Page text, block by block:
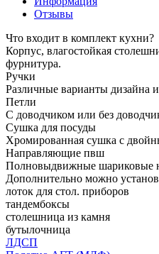
Отзывы
Что входит в комплект кухни?
Корпус, влагостойкая
фурнитура.
Ручки
Различные варианты дизайна
Петли
С доводчиком или без
Сушка для посуды
Хромированная сушка с
Направляющие пвш
Полновыдвижные шариковые
Дополнительно можно
лоток для стол. приборов
тандембоксы
столешница из камня
бутылочница
ЛДСП